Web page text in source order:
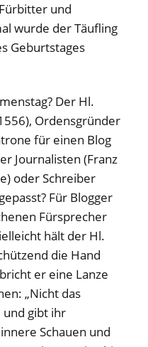
und
wurde der Täufling
Geburtstages
Der Hl.
Ordensgründer
für einen Blog
Journalisten (Franz
oder Schreiber
Für Blogger
Fürsprecher
hält der Hl.
die Hand
er eine Lanze
„Nicht das
und gibt ihr
Schauen und